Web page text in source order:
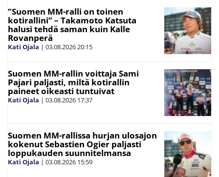
”Suomen MM-ralli on toinen
kotirallini” – Takamoto Katsuta
halusi tehdä saman kuin Kalle
Rovanperä
Kati Ojala | 03.08.202620:15
Suomen MM-rallin voittaja Sami
Pajari paljasti, miltä kotirallin
paineet oikeasti tuntuivat
Kati Ojala | 03.08.2026 17:37
Suomen MM-rallissa hurjan ulosajon
kokenut Sebastien Ogier paljasti
loppukauden suunnitelmansa
Kati Ojala | 03.08.2026 15:59